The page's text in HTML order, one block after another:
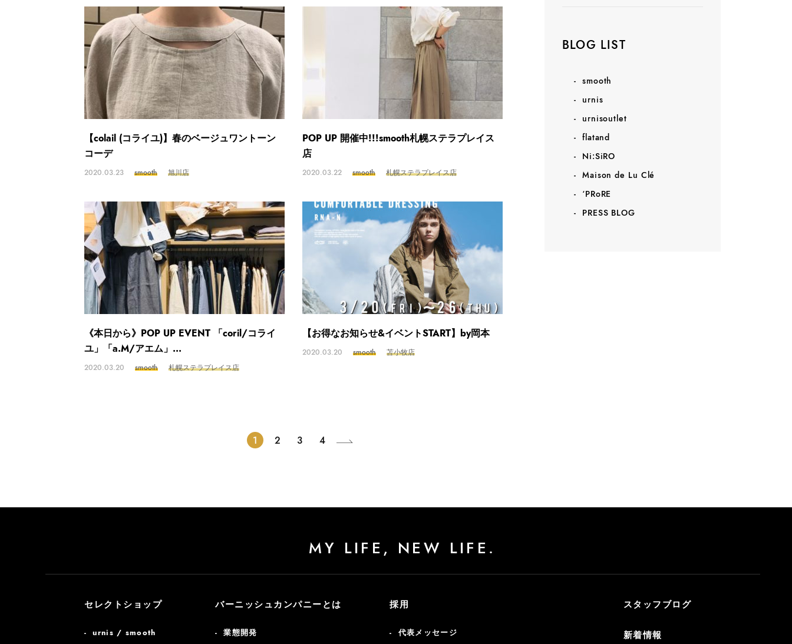
【colail (コライユ)】春のベージュワントーン
コーデ
2020.03.23 smooth 旭川店
POP UP 開催中!!!smooth札幌ステラプレイス
店
2020.03.22 smooth 札幌ステラプレイス店
《本日から》POP UP EVENT 「coril/コライ
ユ」「a.M/アエム」...
2020.03.20 smooth 札幌ステラプレイス店
【お得なお知らせ&イベントSTART】by岡本
2020.03.20 smooth 苫小牧店
1 2 3 4
BLOG LIST
smooth
urnis
urnisoutlet
flatand
Ni:SiRO
Maison de Lu Clé
‘PRoRE
PRESS BLOG
MY LIFE, NEW LIFE.
セレクトショップ
urnis / smooth
バーニッシュカンパニーとは
業態開発
採用
代表メッセージ
スタッフブログ
新着情報